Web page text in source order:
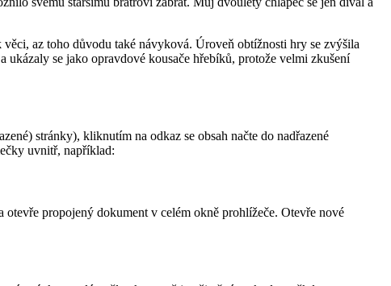
věci, az toho důvodu také návyková. Úroveň obtížnosti hry se zvýšila
se jako opravdové kousače hřebíků, protože velmi zkušení
stránky), kliknutím na odkaz se obsah načte do nadřazené
uvnitř, například:
otevře propojený dokument v celém okně prohlížeče. Otevře nové